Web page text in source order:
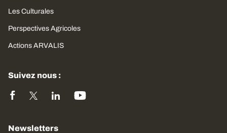
Les Culturales
Perspectives Agricoles
Actions ARVALIS
Suivez nous :
Newsletters